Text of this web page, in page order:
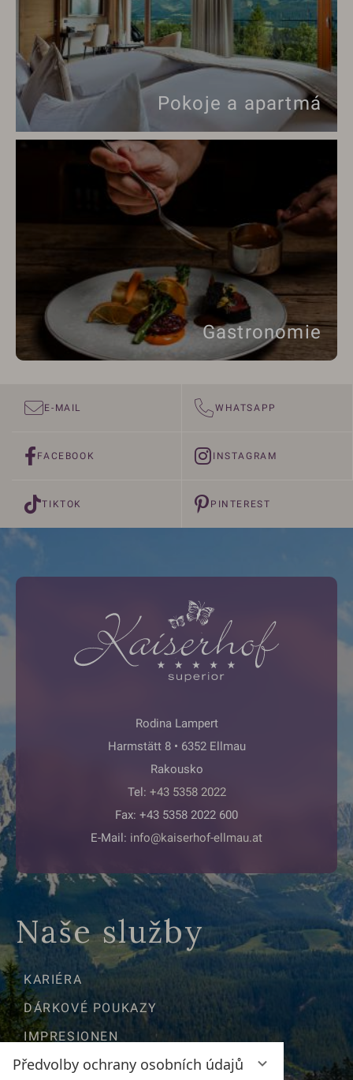
Předvolby ochrany osobních údajů
Pokoje a apartmá
Gastronomie
E-MAIL WHATSAPP
FACEBOOK INSTAGRAM
TIKTOK PINTEREST
Rodina Lampert
Harmstätt 8 • 6352 Ellmau
Rakousko
Tel: +43 5358 2022
Fax: +43 5358 2022 600
E-Mail: info@kaiserhof-ellmau.at
Naše služby
KARIÉRA
DÁRKOVÉ POUKAZY
IMPRESIONEN
POLOHA & CESTY